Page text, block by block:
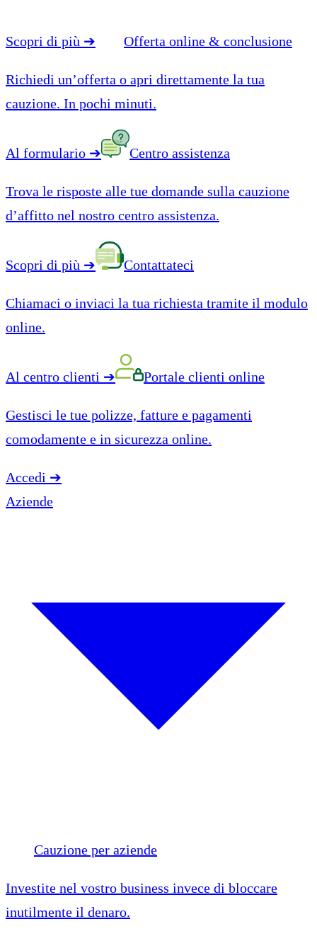
Scopri di più ➔ Offerta online & conclusione
Richiedi un’offerta o apri direttamente la tua
cauzione. In pochi minuti.
Al formulario ➔ Centro assistenza
Trova le risposte alle tue domande sulla cauzione
d’affitto nel nostro centro assistenza.
Scopri di più ➔ Contattateci
Chiamaci o inviaci la tua richiesta tramite il modulo
online.
Al centro clienti ➔ Portale clienti online
Gestisci le tue polizze, fatture e pagamenti
comodamente e in sicurezza online.
Accedi ➔
Aziende
Cauzione per aziende
Investite nel vostro business invece di bloccare
inutilmente il denaro.